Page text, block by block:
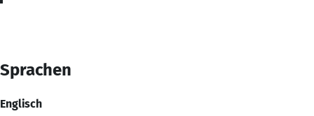
Sprachen
Englisch